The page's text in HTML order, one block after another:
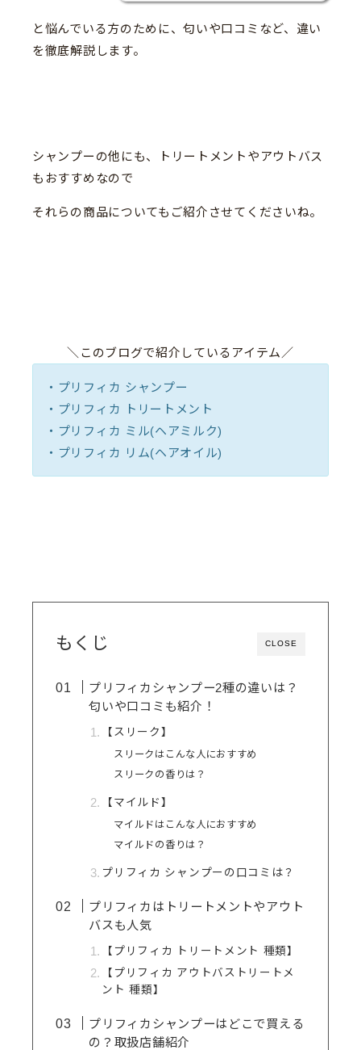
と悩んでいる方のために、匂いや口コミなど、違い
を徹底解説します。
シャンプーの他にも、トリートメントやアウトバス
もおすすめなので
それらの商品についてもご紹介させてくださいね。
＼このブログで紹介しているアイテム／
・プリフィカ シャンプー
・プリフィカ トリートメント
・プリフィカ ミル(ヘアミルク)
・プリフィカ リム(ヘアオイル)
CLOSE
もくじ
プリフィカシャンプー2種の違いは？
匂いや口コミも紹介！
【スリーク】
スリークはこんな人におすすめ
スリークの香りは？
【マイルド】
マイルドはこんな人におすすめ
マイルドの香りは？
プリフィカ シャンプーの口コミは？
プリフィカはトリートメントやアウト
バスも人気
【プリフィカ トリートメント 種類】
【プリフィカ アウトバストリートメ
ント 種類】
プリフィカシャンプーはどこで買える
の？取扱店舗紹介